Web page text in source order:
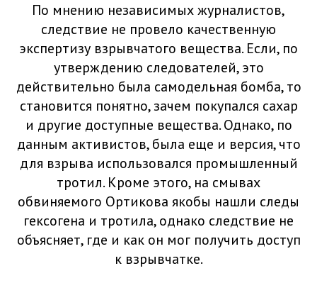
По мнению независимых журналистов,
следствие не провело качественную
экспертизу взрывчатого вещества. Если, по
утверждению следователей, это
действительно была самодельная бомба, то
становится понятно, зачем покупался сахар
и другие доступные вещества. Однако, по
данным активистов, была еще и версия, что
для взрыва использовался промышленный
тротил. Кроме этого, на смывах
обвиняемого Ортикова якобы нашли следы
гексогена и тротила, однако следствие не
объясняет, где и как он мог получить доступ
к взрывчатке.